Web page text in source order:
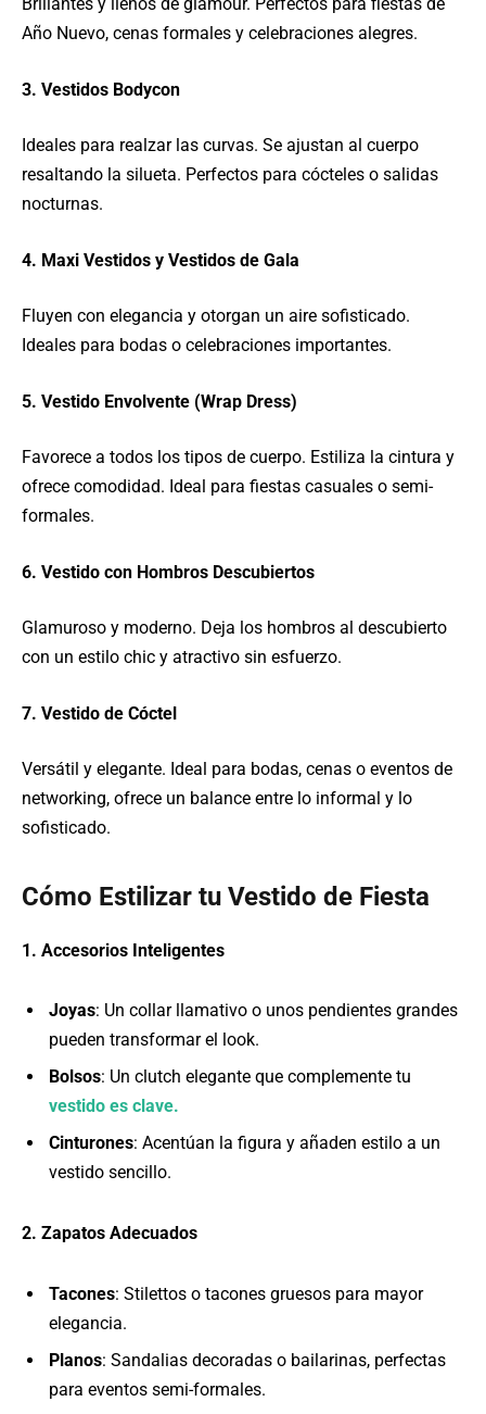
Año Nuevo, cenas formales y celebraciones alegres.
3. Vestidos Bodycon
Ideales para realzar las curvas. Se ajustan al cuerpo
resaltando la silueta. Perfectos para cócteles o salidas
nocturnas.
4. Maxi Vestidos y Vestidos de Gala
Fluyen con elegancia y otorgan un aire sofisticado.
Ideales para bodas o celebraciones importantes.
5. Vestido Envolvente (Wrap Dress)
Favorece a todos los tipos de cuerpo. Estiliza la cintura y
ofrece comodidad. Ideal para fiestas casuales o semi-
formales.
6. Vestido con Hombros Descubiertos
Glamuroso y moderno. Deja los hombros al descubierto
con un estilo chic y atractivo sin esfuerzo.
7. Vestido de Cóctel
Versátil y elegante. Ideal para bodas, cenas o eventos de
networking, ofrece un balance entre lo informal y lo
sofisticado.
Cómo Estilizar tu Vestido de Fiesta
1. Accesorios Inteligentes
Joyas: Un collar llamativo o unos pendientes grandes
pueden transformar el look.
Bolsos: Un clutch elegante que complemente tu
vestido es clave.
Cinturones: Acentúan la figura y añaden estilo a un
vestido sencillo.
2. Zapatos Adecuados
Tacones: Stilettos o tacones gruesos para mayor
elegancia.
Planos: Sandalias decoradas o bailarinas, perfectas
para eventos semi-formales.